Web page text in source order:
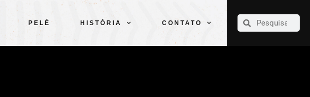
PELÉ HISTÓRIA CONTATO
CLUBE